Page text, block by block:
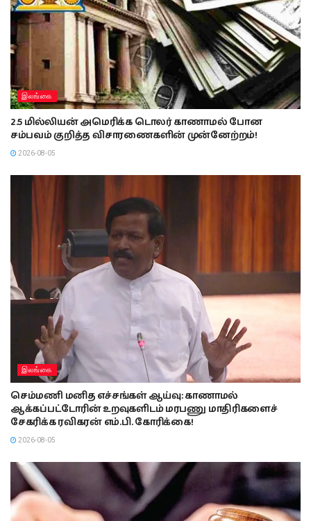
இலங்கை
2.5 மில்லியன் அமெரிக்க டொலர் காணாமல் போன
சம்பவம் குறித்த விசாரணைகளின் முன்னேற்றம்!
2026-08-05
இலங்கை
செம்மணி மனித எச்சங்கள் ஆய்வு: காணாமல்
ஆக்கப்பட்டோரின் உறவுகளிடம் மரபணு மாதிரிகளைச்
சேகரிக்க ரவிகரன் எம்.பி. கோரிக்கை!
2026-08-05